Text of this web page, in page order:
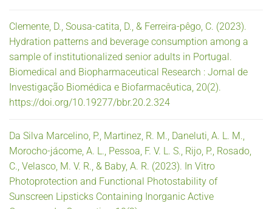
Clemente, D., Sousa-catita, D., & Ferreira-pêgo, C. (2023).
Hydration patterns and beverage consumption among a
sample of institutionalized senior adults in Portugal.
Biomedical and Biopharmaceutical Research : Jornal de
Investigação Biomédica e Biofarmacêutica, 20(2).
https://doi.org/10.19277/bbr.20.2.324
Da Silva Marcelino, P., Martinez, R. M., Daneluti, A. L. M.,
Morocho-jácome, A. L., Pessoa, F. V. L. S., Rijo, P., Rosado,
C., Velasco, M. V. R., & Baby, A. R. (2023). In Vitro
Photoprotection and Functional Photostability of
Sunscreen Lipsticks Containing Inorganic Active